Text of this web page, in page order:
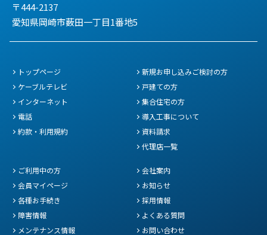
〒444-2137
愛知県岡崎市薮田一丁目1番地5
トップページ
ケーブルテレビ
インターネット
電話
約款・利用規約
新規お申し込みご検討の方
戸建ての方
集合住宅の方
導入工事について
資料請求
代理店一覧
ご利用中の方
会員マイページ
各種お手続き
障害情報
メンテナンス情報
会社案内
お知らせ
採用情報
よくある質問
お問い合わせ